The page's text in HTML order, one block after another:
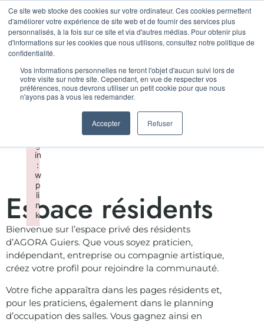
Ce site web stocke des cookies sur votre ordinateur. Ces cookies permettent
d'améliorer votre expérience de site web et de fournir des services plus
personnalisés, à la fois sur ce site et via d'autres médias. Pour obtenir plus
d'informations sur les cookies que nous utilisons, consultez notre politique de
confidentialité.
Vos informations personnelles ne feront l'objet d'aucun suivi lors de
votre visite sur notre site. Cependant, en vue de respecter vos
préférences, nous devrons utiliser un petit cookie pour que nous
n'ayons pas à vous les redemander.
Accepter Refuser
Espace résidents
Bienvenue sur l’espace privé des résidents
d’AGORA Guiers. Que vous soyez praticien,
indépendant, entreprise ou compagnie artistique,
créez votre profil pour rejoindre la communauté.
Votre fiche apparaîtra dans les pages résidents et,
pour les praticiens, également dans le planning
d’occupation des salles. Vous gagnez ainsi en
LA RENTRÉE D'AGORA
LE 11 SEPTEMBRE !
GRATUIT
F
ai
le
d
t
in
iti
al
g
in
:
w
p
li
n
k
×
Failed to initialize plugin: wplink